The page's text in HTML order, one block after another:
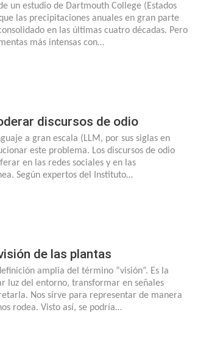
un estudio de Dartmouth College (Estados
las precipitaciones anuales en gran parte
en las últimas cuatro décadas. Pero
más intensas con…
discursos de odio
a gran escala (LLM, por sus siglas en
este problema. Los discursos de odio
en las redes sociales y en las
Según expertos del Instituto…
de las plantas
amplia del término “visión”. Es la
luz del entorno, transformar en señales
Nos sirve para representar de manera
rodea. Visto así, se podría…